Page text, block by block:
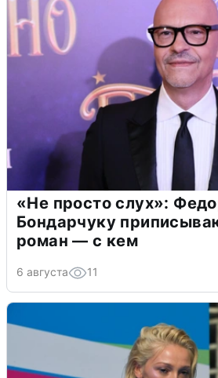
«Не просто слух»:
Бондарчуку
роман — с кем
6 августа 11